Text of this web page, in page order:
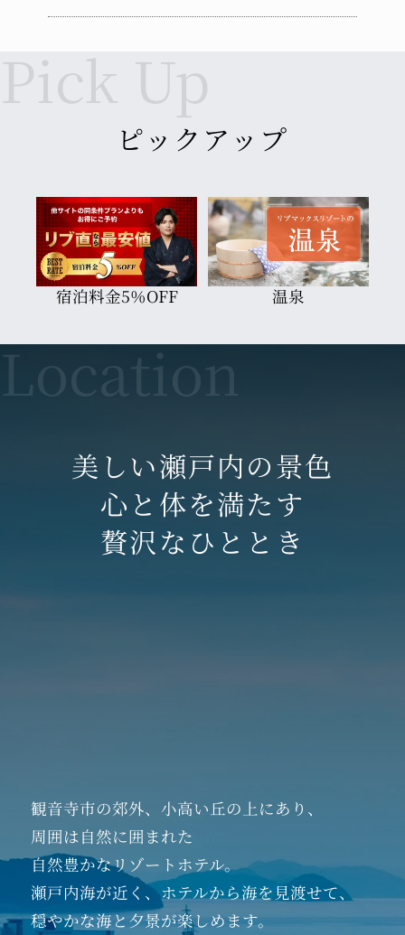
ピックアップ
宿泊料金5％OFF 温泉
美しい瀬戸内の景色
心と体を満たす
贅沢なひととき
観音寺市の郊外、 小高い丘の上にあり、
周囲は自然に囲まれた
自然豊かなリゾートホテル。
瀬戸内海が近く、ホテルから海を見渡せて、
穏やかな海と夕景が楽しめます。